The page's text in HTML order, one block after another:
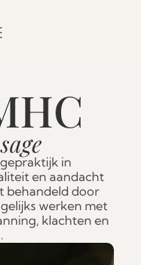
in
en aandacht
behandeld door
werken met
klachten en